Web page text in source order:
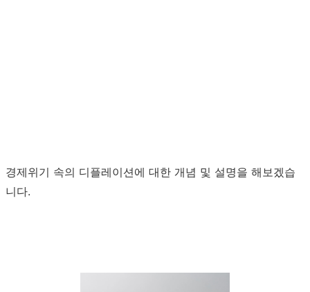
경제위기 속의 디플레이션에 대한 개념 및 설명을 해보겠습
니다.